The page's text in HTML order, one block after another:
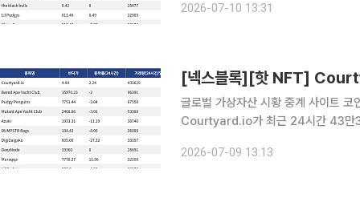
24시간 거래량 8만8253달러를 기록
2026-07-10 13:31
글로벌 가상자산 시황 중계 사이트
Courtyard.io가 최근 24시간 43만
24시간 거래량 9만6391달러를 기록
2026-07-09 13:13